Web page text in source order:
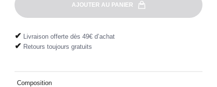
AJOUTER AU PANIER
✔ Livraison offerte dès 49€ d’achat
✔ Retours toujours gratuits
Composition